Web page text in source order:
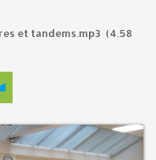
et tandems.mp3 (4.58